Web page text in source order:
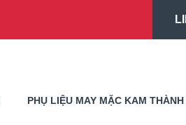
PHỤ LIỆU MAY MẶC KAM THÀNH